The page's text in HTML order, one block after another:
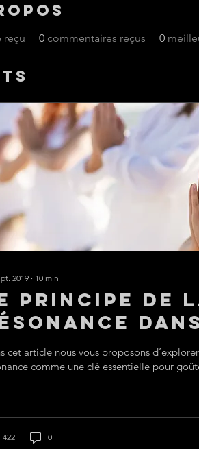
reçu 0 commentaires reçus 0
2019 ∙ 10 min
principe de
yoga
cet article nous vous proposons
comme une clé essentielle pour
422 0